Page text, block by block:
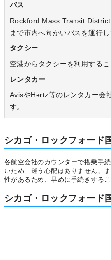
バス
Rockford Mass Transit
まで市内へ向かいバスを運行し
タクシー
空港からタクシーを利用するこ
レンタカー
AvisやHertz等のレンタカー会
す。
シカゴ・ロックフォード
各航空会社のカウンターで搭乗手
いため、迷う心配はありません。
性があるため、早めに手続きする
シカゴ・ロックフォード